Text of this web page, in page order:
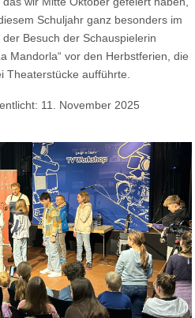
Schuljahr ganz besonders im
Besuch der Schauspielerin
Mandorla“ vor den Herbstferien, die
Theaterstücke aufführte.
11. November 2025